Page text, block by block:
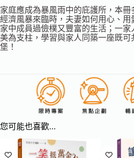
家庭應成為暴風雨中的庇護所，本
經濟風暴來臨時，夫妻如何用心、
家中成員過儉樸又豐富的生活；一
美為支柱，學習與家人同築一座既
堡！
您可能也喜歡…